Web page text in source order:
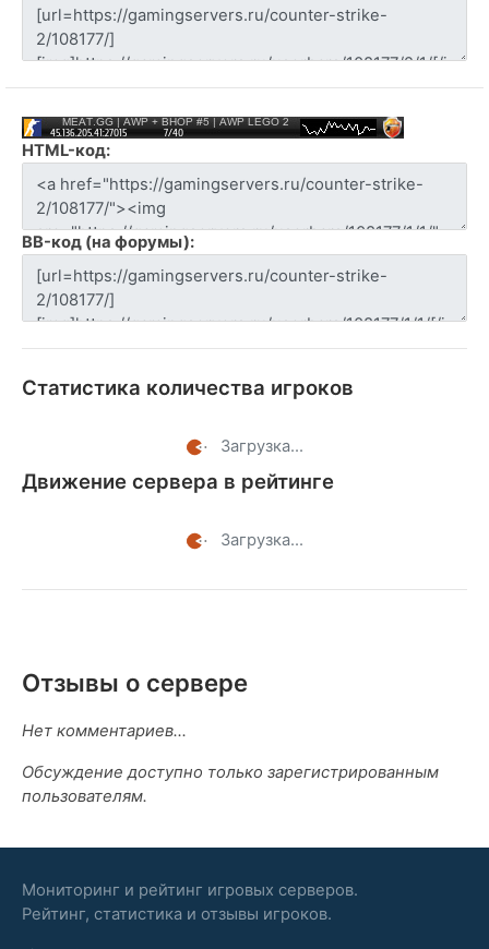
HTML-код:
BB-код (на форумы):
Статистика количества игроков
Загрузка...
Движение сервера в рейтинге
Загрузка...
Отзывы о сервере
Нет комментариев...
Обсуждение доступно только зарегистрированным
пользователям.
Мониторинг и рейтинг игровых серверов.
Рейтинг, статистика и отзывы игроков.